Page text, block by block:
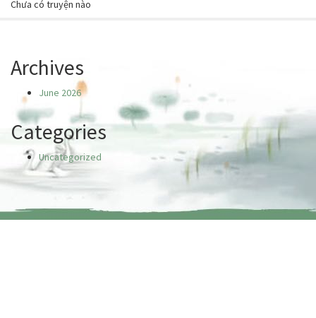
Chưa có truyện nào
Archives
June 2026
Categories
Uncategorized